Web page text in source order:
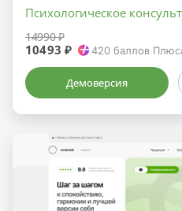
Психологическое
14990 ₽
10493 ₽ 420 баллов
Демоверсия